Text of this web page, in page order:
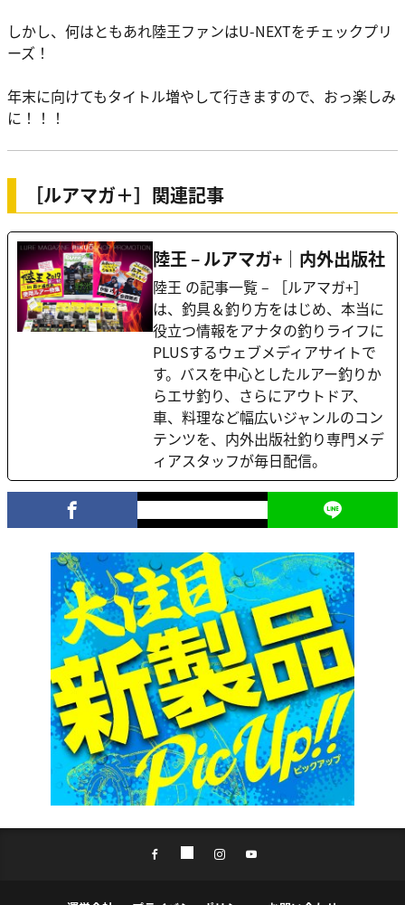
しかし、何はともあれ陸王ファンはU-NEXTをチェックプリ
ーズ！
年末に向けてもタイトル増やして行きますので、おっ楽しみ
に！！！
［ルアマガ＋］関連記事
陸王 – ルアマガ+｜内外出版社
陸王 の記事一覧 – ［ルアマガ+］
は、釣具＆釣り方をはじめ、本当に
役立つ情報をアナタの釣りライフに
PLUSするウェブメディアサイトで
す。バスを中心としたルアー釣りか
らエサ釣り、さらにアウトドア、
車、料理など幅広いジャンルのコン
テンツを、内外出版社釣り専門メデ
ィアスタッフが毎日配信。